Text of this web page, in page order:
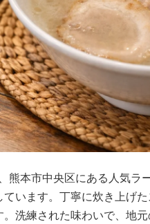
熊本市中央区にある人気
ています。丁寧に炊き上げ
。洗練された味わいで、地